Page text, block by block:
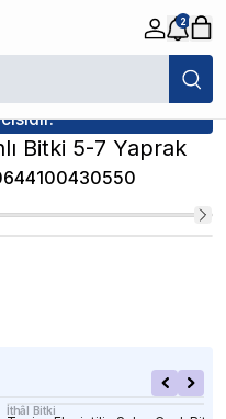
2
Bitki 5-7 Yaprak
İthâl Bitki